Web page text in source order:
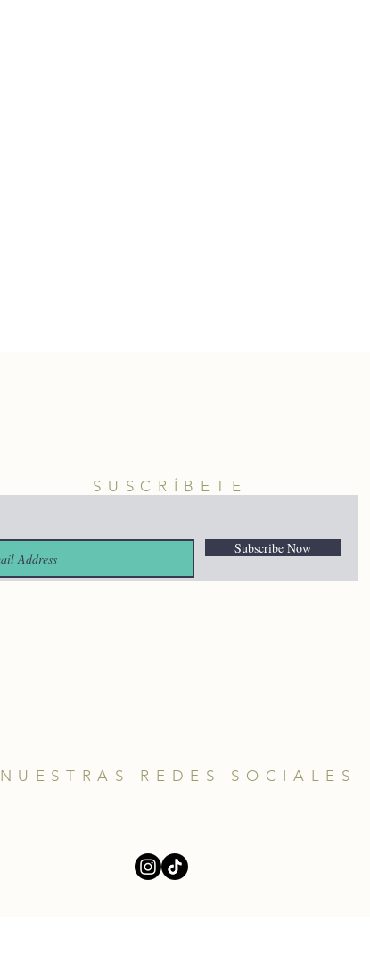
SUSCRÍBETE
Subscribe Now
NUESTRAS REDES SOCIALES